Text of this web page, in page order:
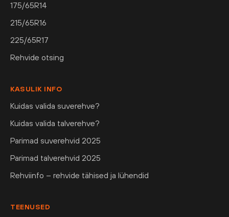
175/65R14
215/65R16
225/65R17
Rehvide otsing
KASULIK INFO
Kuidas valida suverehve?
Kuidas valida talverehve?
Parimad suverehvid 2025
Parimad talverehvid 2025
Rehviinfo – rehvide tähised ja lühendid
TEENUSED